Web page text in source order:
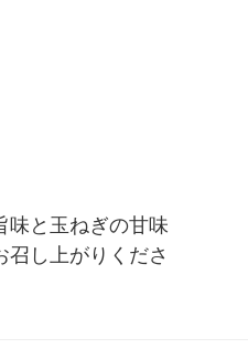
味と玉ねぎの甘味
し上がりくださ